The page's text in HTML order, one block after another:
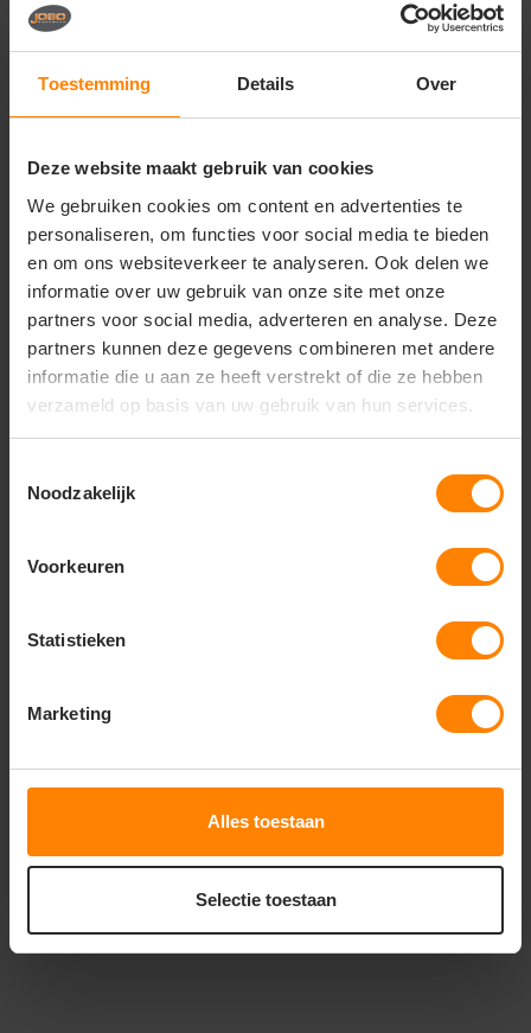
Toestemming Details Over
Deze website maakt gebruik van cookies
We gebruiken cookies om content en advertenties te
personaliseren, om functies voor social media te bieden
en om ons websiteverkeer te analyseren. Ook delen we
informatie over uw gebruik van onze site met onze
partners voor social media, adverteren en analyse. Deze
partners kunnen deze gegevens combineren met andere
informatie die u aan ze heeft verstrekt of die ze hebben
verzameld op basis van uw gebruik van hun services.
Noodzakelijk
Voorkeuren
Statistieken
Marketing
Alles toestaan
Selectie toestaan
Vragen? Neem contact
op met onze
call +31(0)418 511 972
mail info@jobopromotions.nl
store Bezoek onze showroom:
Provincialeweg 59 - Velddriel
Dit vind je misschien ook leuk
Items van productcarrousel
ROLY
PERSONALISEER
1723
PERSONALISEER